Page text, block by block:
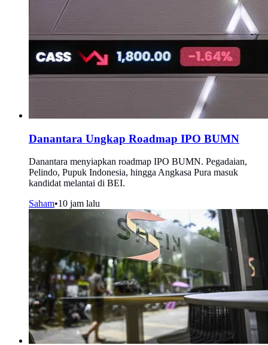
Danantara Ungkap Roadmap IPO BUMN
Danantara menyiapkan roadmap IPO BUMN. Pegadaian,
Pelindo, Pupuk Indonesia, hingga Angkasa Pura masuk
kandidat melantai di BEI.
Saham•10 jam lalu